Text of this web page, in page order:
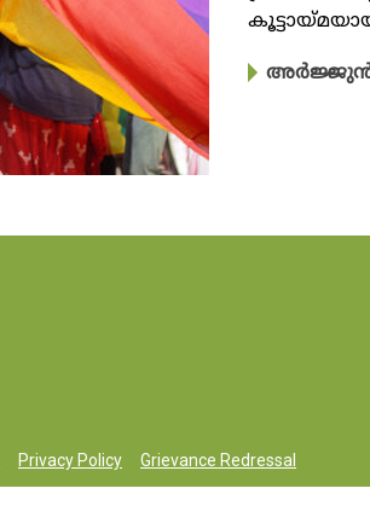
അർജ്ജുൻ
Privacy Policy Grievance Redressal